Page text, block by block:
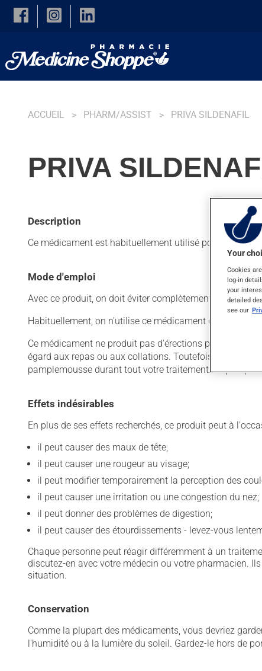
Skip to main content
ACCUEIL PHARM/ASSIST PRIVA SILDENAFIL
PRIVA
Description
Ce médicament est habituellement utilisé pour des
Mode d'emploi
Avec ce produit, on doit éviter complètement la prise
Habituellement, on n'utilise ce médicament qu'au
Ce médicament ne produit pas d'érections par lui-
égard aux repas ou aux collations. Toutefois, la prise
pamplemousse durant tout votre traitement. Le
Effets indésirables
En plus de ses effets recherchés, ce produit peut à
il peut causer des maux de tête;
il peut causer une rougeur au visage;
il peut modifier temporairement la perception des
il peut causer une irritation ou une congestion du nez;
il peut donner des problèmes de digestion;
il peut causer des étourdissements - levez-vous
Chaque personne peut réagir différemment à un
discutez-en avec votre médecin ou votre pharmacien.
situation.
Conservation
Comme la plupart des médicaments, vous devriez
l'humidité ou à la lumière du soleil. Gardez-le hors de
Your
Cookies
log-in
your
detailed
see our